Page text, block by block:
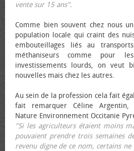
vente sur 15 ans".
Comme bien souvent chez nous
population locale qui craint des
embouteillages liés au
méthaniseurs comme pour
investissements lourds, on veut
nouvelles mais chez les autres.
Au sein de la profession cela fait
fait remarquer Céline Argentin,
Nature Environnement Occitanie
"Si les agriculteurs étaient moins
pouvaient prendre trois semaines
revenu digne de ce nom, certains